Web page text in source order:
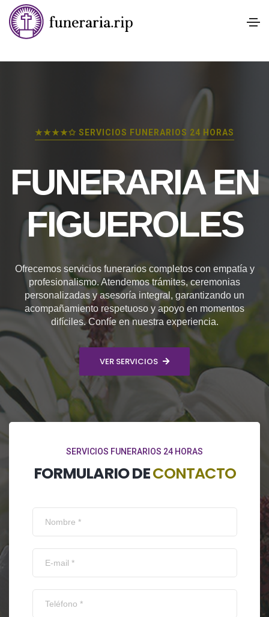
★★★★✩ SERVICIOS FUNERARIOS 24 HORAS
FUNERARIA EN
FIGUEROLES
Ofrecemos servicios funerarios completos con empatía y
profesionalismo. Atendemos trámites, ceremonias
personalizadas y asesoría integral, garantizando un
acompañamiento respetuoso y apoyo en momentos
difíciles. Confíe en nuestra experiencia.
VER SERVICIOS
SERVICIOS FUNERARIOS 24 HORAS
FORMULARIO DECONTACTO